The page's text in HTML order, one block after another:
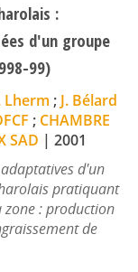
:
d'un groupe
99)
Lherm ; J. Bélard
; CHAMBRE
SAD | 2001
d'un
pratiquant
zone : production
de